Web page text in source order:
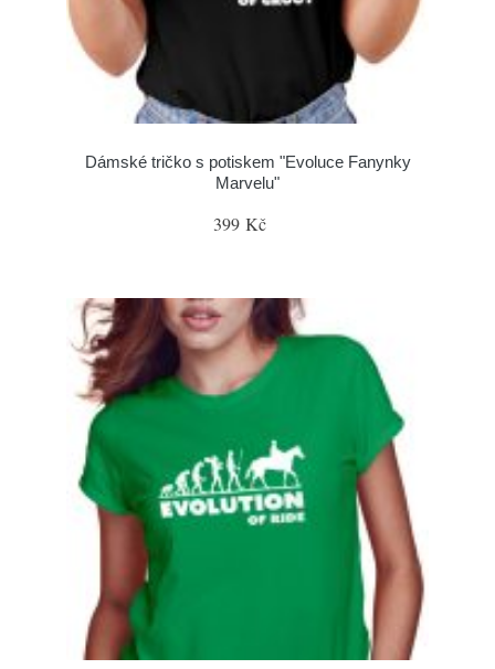
Dámské tričko s potiskem "Evoluce Fanynky
Marvelu"
399 Kč